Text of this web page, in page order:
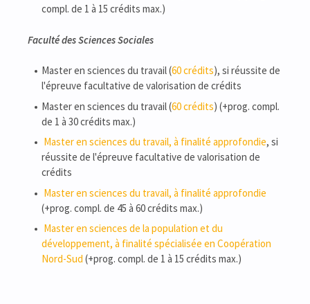
compl. de 1 à 15 crédits max.)
Faculté des Sciences Sociales
Master en sciences du travail (60 crédits), si réussite de
l'épreuve facultative de valorisation de crédits
Master en sciences du travail (60 crédits) (+prog. compl.
de 1 à 30 crédits max.)
Master en sciences du travail, à finalité approfondie, si
réussite de l'épreuve facultative de valorisation de
crédits
Master en sciences du travail, à finalité approfondie
(+prog. compl. de 45 à 60 crédits max.)
Master en sciences de la population et du
développement, à finalité spécialisée en Coopération
Nord-Sud (+prog. compl. de 1 à 15 crédits max.)